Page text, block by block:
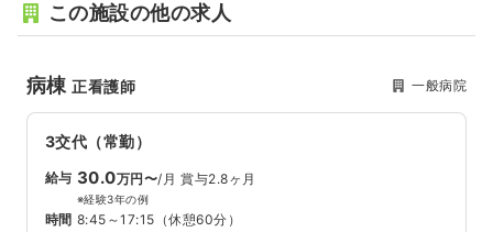
この施設の他の求人
病棟正看護師 一般病院
3交代（常勤）
給与 30.0万円〜/月 賞与2.8ヶ月
※経験3年の例
時間 8:45～17:15 （休憩60分）